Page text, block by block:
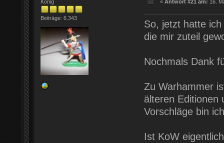
König
Beiträge: 6.343
«Antwort #21 am: 16.
So, jetzt hatte
die mir zuteil
Nochmals Dank
Zu Warhammer
älteren Editionen
Vorschläge bin
Ist KoW